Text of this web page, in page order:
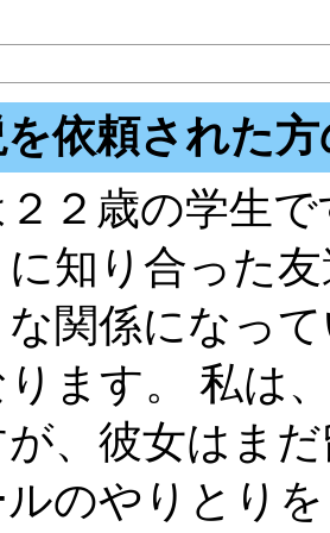
依頼された
２歳の学生
に知り合った
な関係になっ
ります。 私は
、彼女はま
ルのやりとり